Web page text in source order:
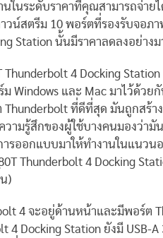
ในระดับราคาที่คุณสามารถจ่าย
น์สตรีม 10 พอร์ตที่รองรับจอภ
Station นั้นมีราคาลดลงอย่าง
Thunderbolt 4 Docking
Windows และ Mac มาไว้ด้วย
Thunderbolt ที่ดีที่สุด มันถูกสร้
ามรู้สึกของผู้ใช้บางคนมองว่า
รออกแบบมาให้ทำงานในแนว
Thunderbolt 4 Docking
)
4 จะอยู่ด้านหน้าและมีพอร์ต
4 Docking Station ยังมี USB-